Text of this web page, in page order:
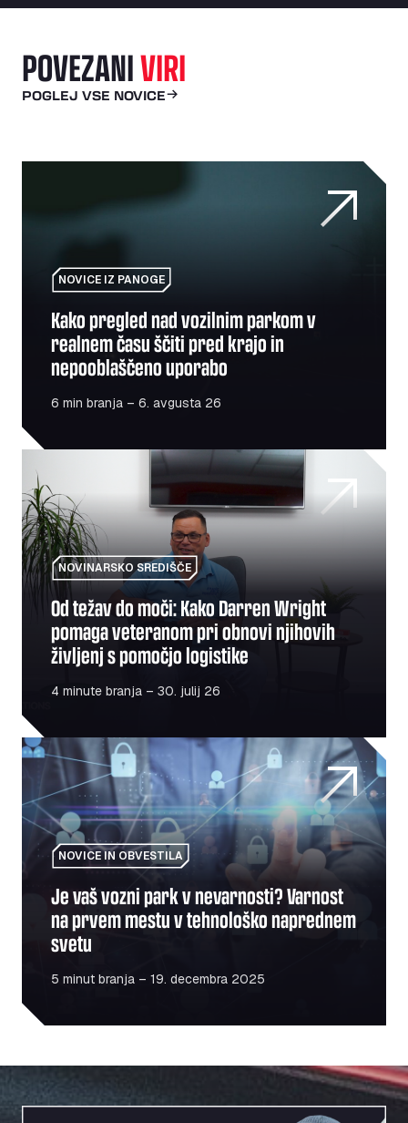
POVEZANIVIRI
POGLEJ VSE NOVICE
Kako pregled nad vozilnim parkom v realnem času ščiti
NOVICE IZ PANOGE
Kako pregled nad vozilnim parkom v
realnem času ščiti pred krajo in
nepooblaščeno uporabo
6 min branja – 6. avgusta 26
Od težav do moči: Kako Darren Wright pomaga
NOVINARSKO SREDIŠČE
Od težav do moči: Kako Darren Wright
pomaga veteranom pri obnovi njihovih
življenj s pomočjo logistike
4 minute branja – 30. julij 26
Je vaš vozni park v nevarnosti? Varnost na prvem
NOVICE IN OBVESTILA
Je vaš vozni park v nevarnosti? Varnost
na prvem mestu v tehnološko naprednem
svetu
5 minut branja – 19. decembra 2025